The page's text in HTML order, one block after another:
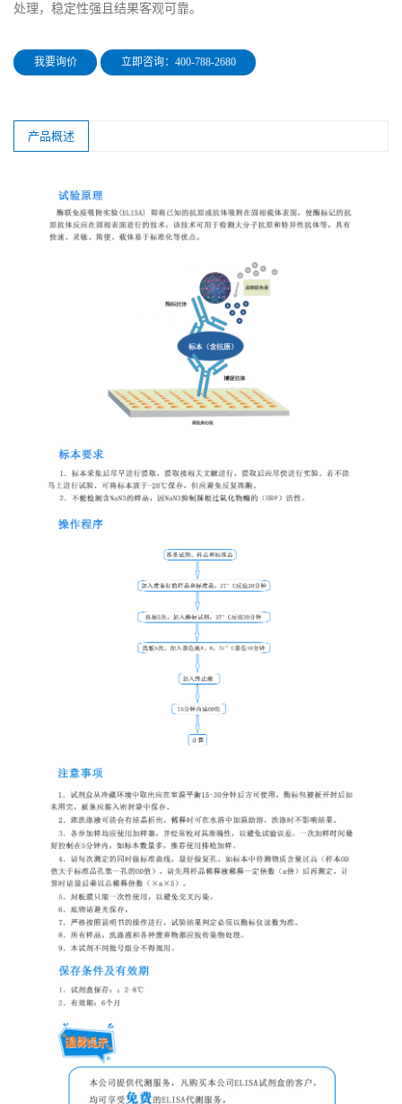
处理，稳定性强且结果客观可靠。
我要询价 立即咨询：400-788-2680
产品概述